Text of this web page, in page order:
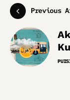
Previous